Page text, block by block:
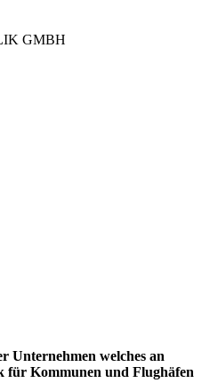
Unternehmen welches an
für Kommunen und Flughäfen